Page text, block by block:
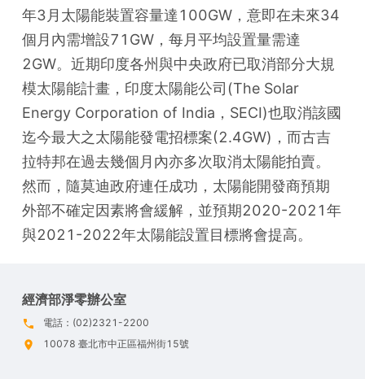
年3月太陽能裝置容量達100GW，意即在未來34
個月內需增設71GW，每月平均設置量需達
2GW。近期印度各州與中央政府已取消部分大規
模太陽能計畫，印度太陽能公司(The Solar
Energy Corporation of India，SECI)也取消該國
迄今最大之太陽能發電招標案(2.4GW)，而古吉
拉特邦在過去幾個月內亦多次取消太陽能拍賣。
然而，隨莫迪政府連任成功，太陽能開發商預期
外部不確定因素將會緩解，並預期2020-2021年
與2021-2022年太陽能設置目標將會提高。
經濟部淨零辦公室
電話：(02)2321-2200
10078 臺北市中正區福州街15號